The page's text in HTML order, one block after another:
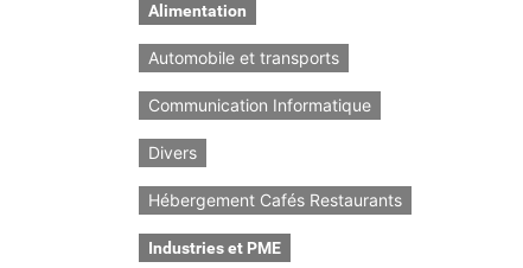
Alimentation
Automobile et transports
Communication Informatique
Divers
Hébergement Cafés Restaurants
Industries et PME